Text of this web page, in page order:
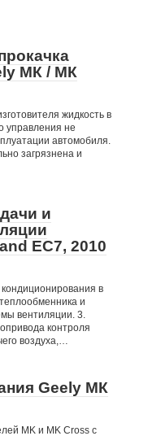
МК / МК
жидкость в
управления не
автомобиля.
загрязнена и
и
EC7, 2010
в
и
вентиляции. 3.
контроля
воздуха,…
Geely МК
MK и MK Cross с